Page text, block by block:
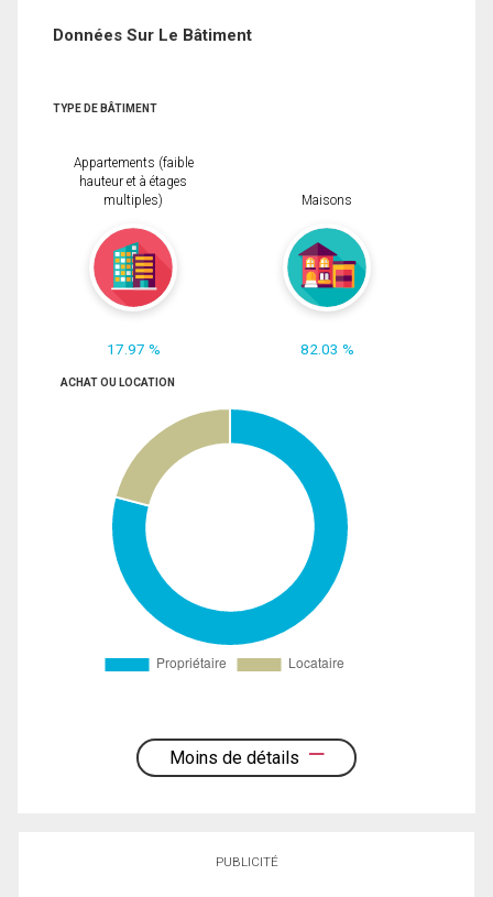
Données Sur Le Bâtiment
TYPE DE BÂTIMENT
Appartements (faible
hauteur et à étages
multiples)
17.97 %
Maisons
82.03 %
ACHAT OU LOCATION
Moins de détails
PUBLICITÉ